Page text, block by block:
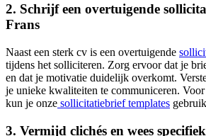
2. Schrijf een overtuigende
Frans
Naast een sterk cv is een overtuigende
tijdens het solliciteren. Zorg ervoor dat je
en dat je motivatie duidelijk overkomt.
je unieke kwaliteiten te communiceren.
kun je onze sollicitatiebrief templates
3. Vermijd clichés en wees specifiek